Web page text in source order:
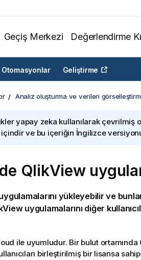
Geçiş Merkezi Değerlendirme
Otomasyonlar Geliştirme
Analiz oluşturma ve verileri
yapay zeka kullanılarak çevrilmiş
içindir ve bu içeriğin İngilizce
QlikView
yükleyebilir ve
uygulamalarını diğer
ile uyumludur. Bir bulut ortamında
birleştirilmiş bir lisansa